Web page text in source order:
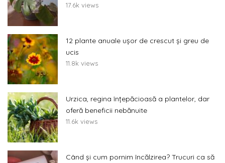
17.6k views
12 plante anuale ușor de crescut și greu de
ucis
11.8k views
Urzica, regina înțepăcioasă a plantelor, dar
oferă beneficii nebănuite
11.6k views
Când și cum pornim încălzirea? Trucuri ca să